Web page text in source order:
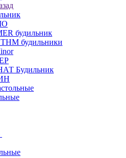
будильник
будильники
Будильник